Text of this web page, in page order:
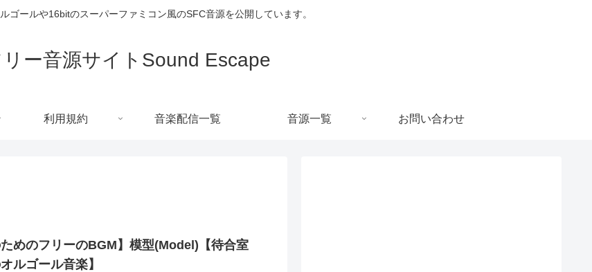
ゴールや16bitのスーパーファミコン風のSFC音源を公開しています。
リー音源サイトSound Escape
利用規約 音楽配信一覧 音源一覧 お問い合わせ
ためのフリーのBGM】模型(Model)【待合室
ルゴール音楽】